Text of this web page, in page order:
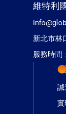
維特利
新北市林
服務時間
實